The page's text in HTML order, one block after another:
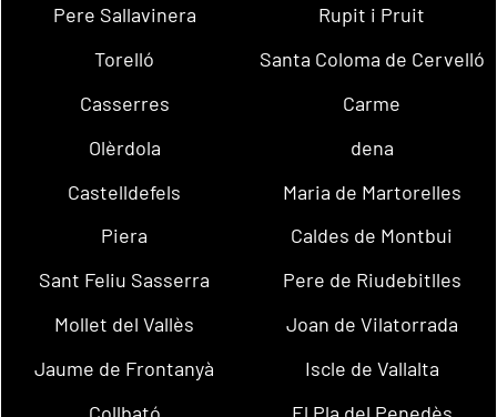
Pere Sallavinera
Rupit i Pruit
Torelló
Santa Coloma de Cervelló
Casserres
Carme
Olèrdola
dena
Castelldefels
Maria de Martorelles
Piera
Caldes de Montbui
Sant Feliu Sasserra
Pere de Riudebitlles
Mollet del Vallès
Joan de Vilatorrada
Jaume de Frontanyà
Iscle de Vallalta